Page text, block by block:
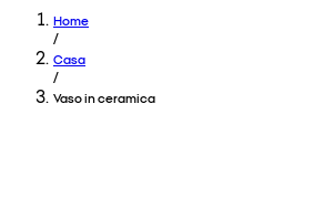
Home
/
Casa
/
Vaso in ceramica